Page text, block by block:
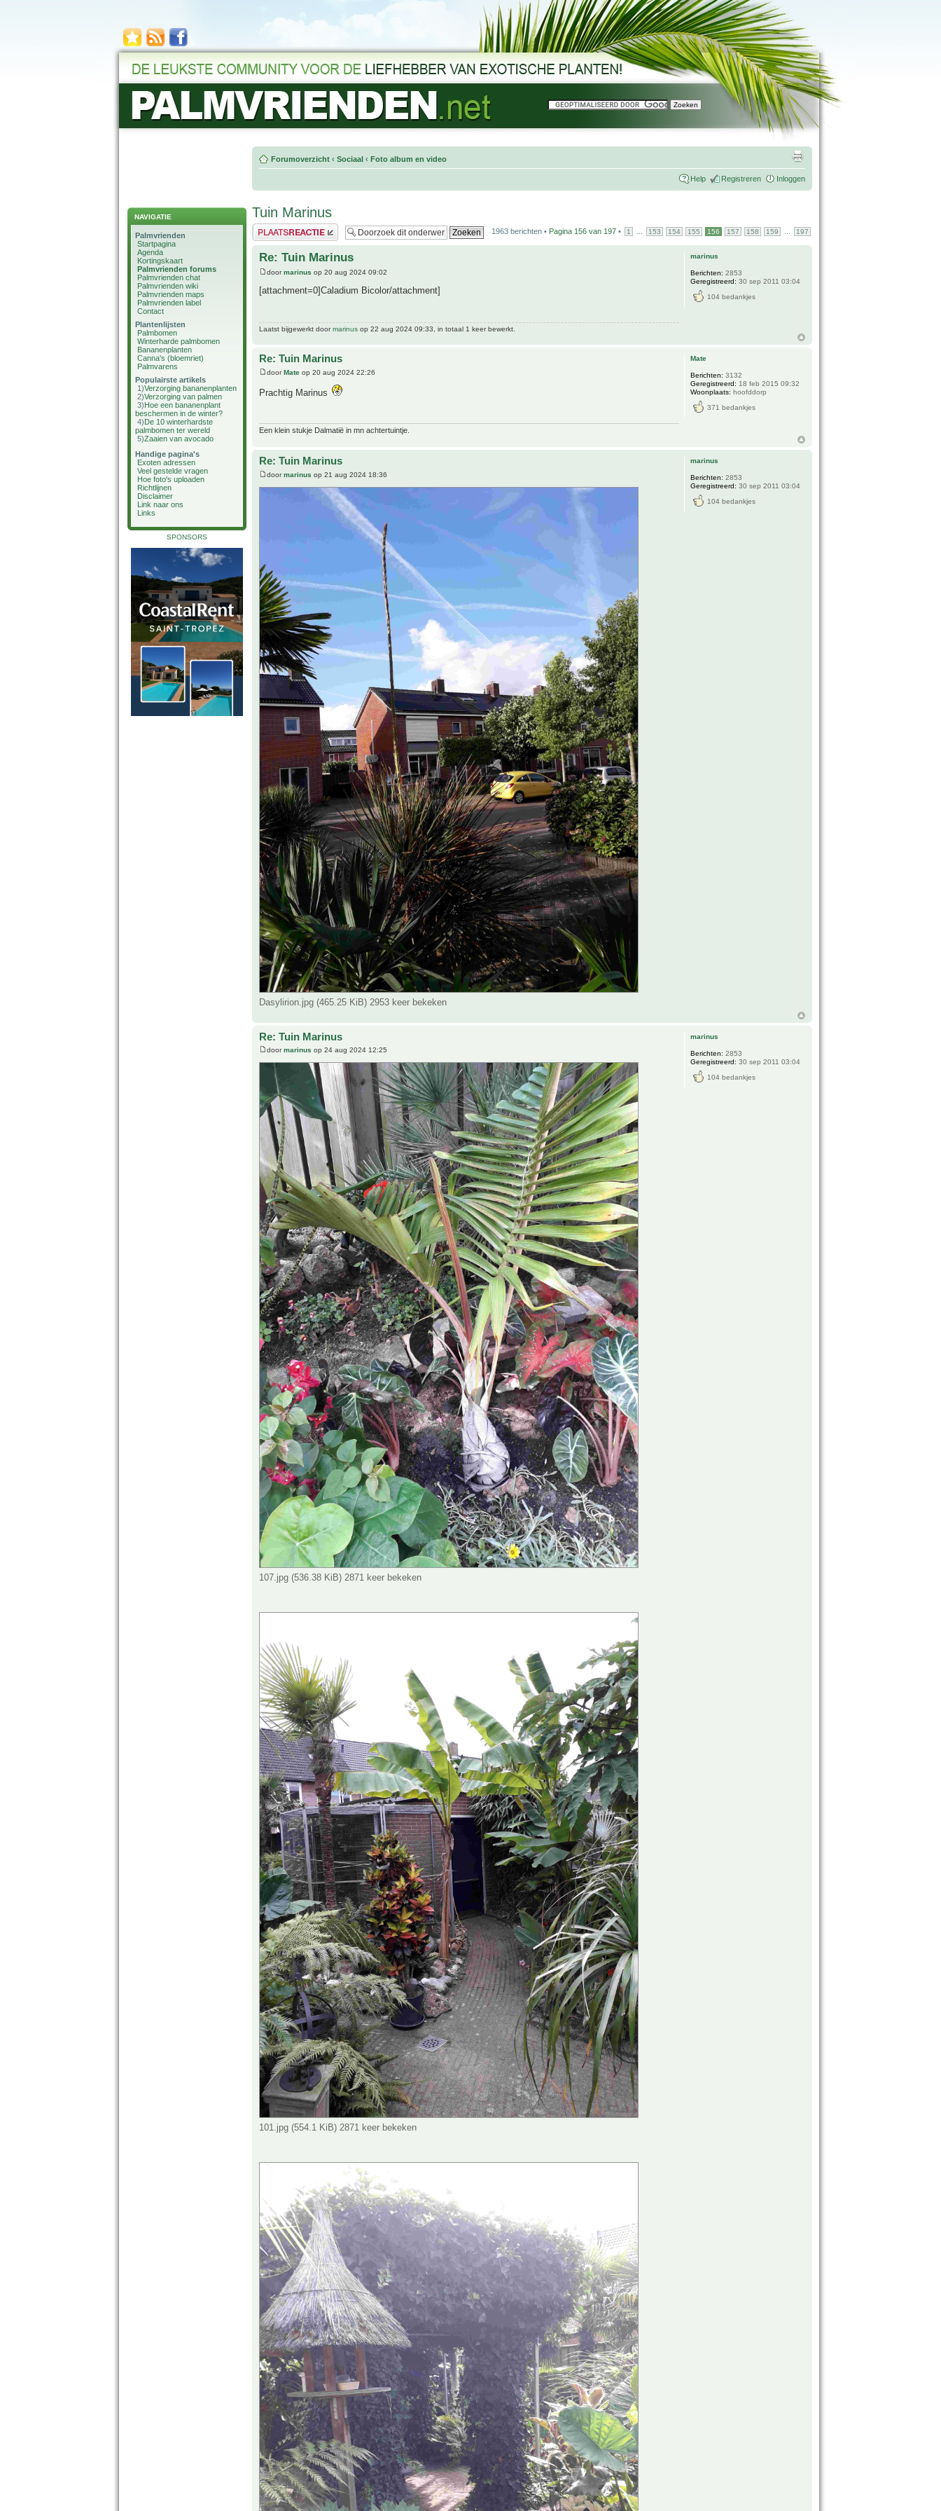
NAVIGATIE
Palmvrienden
Startpagina
Agenda
Kortingskaart
Palmvrienden forums
Palmvrienden chat
Palmvrienden wiki
Palmvrienden maps
Palmvrienden label
Contact
Plantenlijsten
Palmbomen
Winterharde palmbomen
Bananenplanten
Canna's (bloemriet)
Palmvarens
Populairste artikels
1)Verzorging bananenplanten
2)Verzorging van palmen
3)Hoe een bananenplant
beschermen in de winter?
4)De 10 winterhardste
palmbomen ter wereld
5)Zaaien van avocado
Handige pagina's
Exoten adressen
Veel gestelde vragen
Hoe foto's uploaden
Richtlijnen
Disclaimer
Link naar ons
Links
SPONSORS
Forumoverzicht ‹ Sociaal ‹ Foto album en video
Help Registreren Inloggen
Tuin Marinus
Plaats een reactie 1963 berichten • Pagina 156 van 197 • 1 153 154 155 156 157 158 159 197
Re: Tuin Marinus
doormarinus op 20 aug 2024 09:02
[attachment=0]Caladium Bicolor/attachment]
Laatst bijgewerkt doormarinus op 22 aug 2024 09:33, in totaal 1 keer bewerkt.
marinus
Berichten: 2853
Geregistreerd: 30 sep 2011 03:04
104 bedankjes
Re: Tuin Marinus
doorMate op 20 aug 2024 22:26
Prachtig Marinus
Een klein stukje Dalmatië in mn achtertuintje.
Mate
Berichten: 3132
Geregistreerd: 18 feb 2015 09:32
Woonplaats: hoofddorp
371 bedankjes
Re: Tuin Marinus
doormarinus op 21 aug 2024 18:36
Dasylirion.jpg (465.25 KiB) 2953 keer bekeken
marinus
Berichten: 2853
Geregistreerd: 30 sep 2011 03:04
104 bedankjes
Re: Tuin Marinus
doormarinus op 24 aug 2024 12:25
107.jpg (536.38 KiB) 2871 keer bekeken
101.jpg (554.1 KiB) 2871 keer bekeken
marinus
Berichten: 2853
Geregistreerd: 30 sep 2011 03:04
104 bedankjes